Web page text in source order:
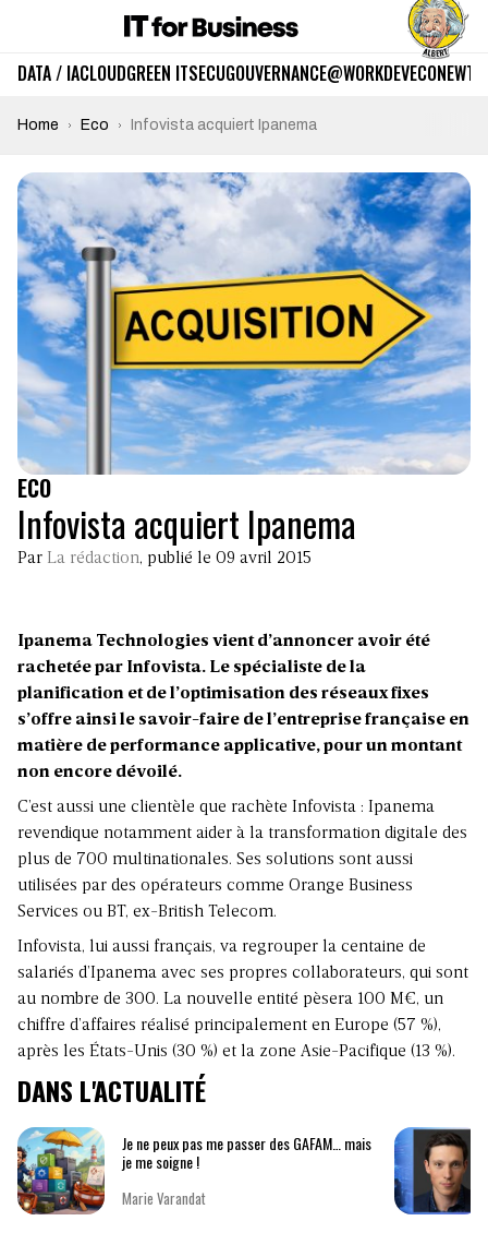
DATA / IACLOUDGREEN ITSECUGOUVERNANCE@WORKDEVECO
Home Eco Infovista acquiert Ipanema
ECO
Infovista acquiert Ipanema
Par La rédaction, publié le 09 avril 2015
Ipanema Technologies vient d’annoncer avoir été
rachetée par Infovista. Le spécialiste de la
planification et de l’optimisation des réseaux fixes
s’offre ainsi le savoir-faire de l’entreprise française en
matière de performance applicative, pour un montant
non encore dévoilé.
C’est aussi une clientèle que rachète Infovista : Ipanema
revendique notamment aider à la transformation digitale des
plus de 700 multinationales. Ses solutions sont aussi
utilisées par des opérateurs comme Orange Business
Services ou BT, ex-British Telecom.
Infovista, lui aussi français, va regrouper la centaine de
salariés d’Ipanema avec ses propres collaborateurs, qui sont
au nombre de 300. La nouvelle entité pèsera 100 M€, un
chiffre d’affaires réalisé principalement en Europe (57 %),
après les États-Unis (30 %) et la zone Asie-Pacifique (13 %).
DANS L'ACTUALITÉ
Je ne peux pas me passer des GAFAM… mais
je me soigne !
Marie Varandat